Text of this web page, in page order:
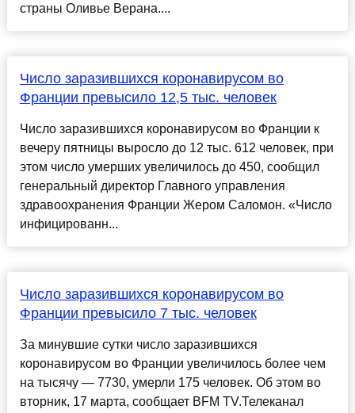
страны Оливье Верана....
Число заразившихся коронавирусом во
Франции превысило 12,5 тыс. человек
Число заразившихся коронавирусом во Франции к
вечеру пятницы выросло до 12 тыс. 612 человек, при
этом число умерших увеличилось до 450, сообщил
генеральный директор Главного управления
здравоохранения Франции Жером Саломон. «Число
инфицированн...
Число заразившихся коронавирусом во
Франции превысило 7 тыс. человек
За минувшие сутки число заразившихся
коронавирусом во Франции увеличилось более чем
на тысячу — 7730, умерли 175 человек. Об этом во
вторник, 17 марта, сообщает BFM TV.Телеканал